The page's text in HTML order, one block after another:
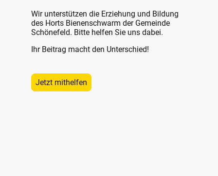
Wir unterstützen die Erziehung und Bildung
des Horts Bienenschwarm der Gemeinde
Schönefeld. Bitte helfen Sie uns dabei.
Ihr Beitrag macht den Unterschied!
Jetzt mithelfen